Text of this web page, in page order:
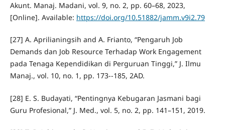
Akunt. Manaj. Madani, vol. 9, no. 2, pp. 60–68, 2023,
[Online]. Available: https://doi.org/10.51882/jamm.v9i2.79
[27] A. Aprilianingsih and A. Frianto, “Pengaruh Job
Demands dan Job Resource Terhadap Work Engagement
pada Tenaga Kependidikan di Perguruan Tinggi,” J. Ilmu
Manaj., vol. 10, no. 1, pp. 173--185, 2AD.
[28] E. S. Budayati, “Pentingnya Kebugaran Jasmani bagi
Guru Profesional,” J. Med., vol. 5, no. 2, pp. 141–151, 2019.